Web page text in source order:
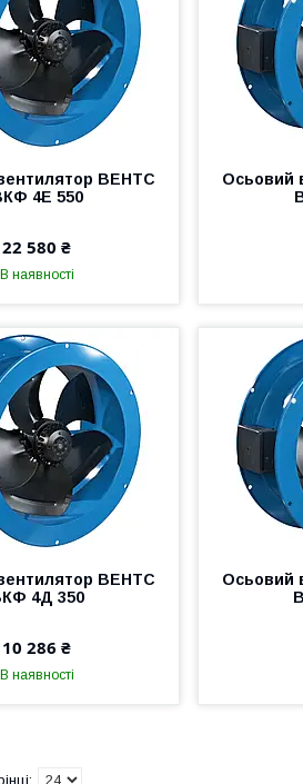
ВЕНТС
4Е 550
22 580 ₴
В наявності
Осьовий
ВЕНТС
4Д 350
10 286 ₴
В наявності
Осьовий